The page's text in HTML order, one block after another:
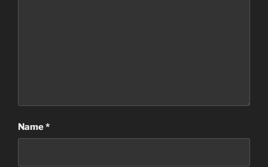
Name*